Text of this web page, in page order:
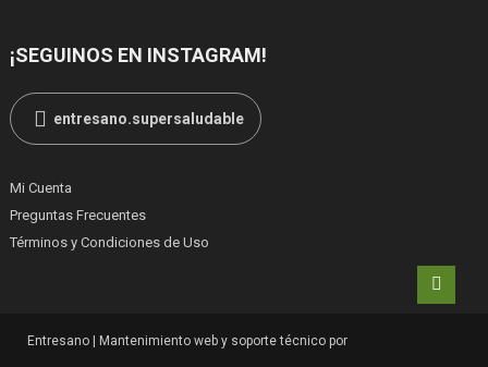
¡SEGUINOS EN INSTAGRAM!
entresano.supersaludable
Mi Cuenta
Preguntas Frecuentes
Términos y Condiciones de Uso
Entresano Mantenimiento web y soporte técnico por